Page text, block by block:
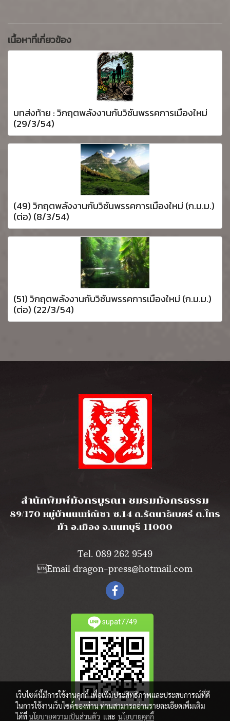
เนื้อหาที่เกี่ยวข้อง
บทส่งท้าย : วิกฤตพลังงานกับวิชันพรรคการเมืองใหม่
(29/3/54)
(49) วิกฤตพลังงานกับวิชันพรรคการเมืองใหม่ (ก.ม.ม.)
(ต่อ) (8/3/54)
(51) วิกฤตพลังงานกับวิชันพรรคการเมืองใหม่ (ก.ม.ม.)
(ต่อ) (22/3/54)
สำนักพิมพ์มังกรบูรณา ชมรมมังกรธรรม
89/170 หมู่บ้านนนท์ณิชา ซ.14 ถ.รัตนาธิเบศร์ ต.ไทร
ม้า อ.เมือง จ.นนทบุรี 11000
Tel. 089 262 9549
Email dragon-press@hotmail.com
supat7749
เว็บไซต์นี้มีการใช้งานคุกกี้ เพื่อเพิ่มประสิทธิภาพและประสบการณ์ที่ดี
ในการใช้งานเว็บไซต์ของท่าน ท่านสามารถอ่านรายละเอียดเพิ่มเติม
ได้ที่นโยบายความเป็นส่วนตัว และ นโยบายคุกกี้